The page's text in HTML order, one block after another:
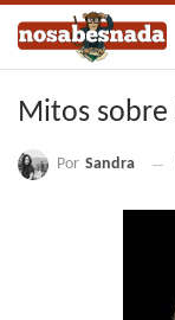
Mitos sobre
Por Sandra